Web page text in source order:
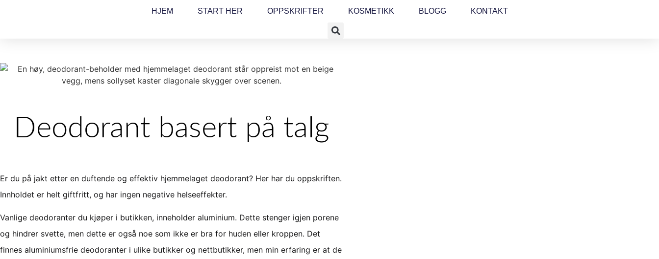
HJEM START HER OPPSKRIFTER KOSMETIKK BLOGG KONTAKT
Deodorant basert på talg
Er du på jakt etter en duftende og effektiv hjemmelaget deodorant? Her har du oppskriften.
Innholdet er helt giftfritt, og har ingen negative helseeffekter.
Vanlige deodoranter du kjøper i butikken, inneholder aluminium. Dette stenger igjen porene
og hindrer svette, men dette er også noe som ikke er bra for huden eller kroppen. Det
finnes aluminiumsfrie deodoranter i ulike butikker og nettbutikker, men min erfaring er at de